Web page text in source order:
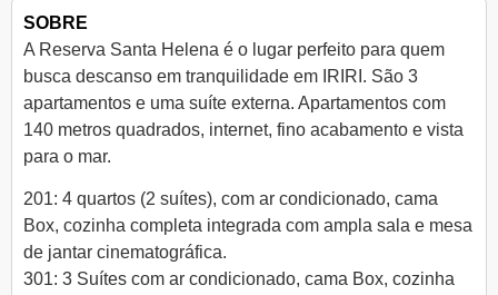
SOBRE
A Reserva Santa Helena é o lugar perfeito para quem
busca descanso em tranquilidade em IRIRI. São 3
apartamentos e uma suíte externa. Apartamentos com
140 metros quadrados, internet, fino acabamento e vista
para o mar.
201: 4 quartos (2 suítes), com ar condicionado, cama
Box, cozinha completa integrada com ampla sala e mesa
de jantar cinematográfica.
301: 3 Suítes com ar condicionado, cama Box, cozinha